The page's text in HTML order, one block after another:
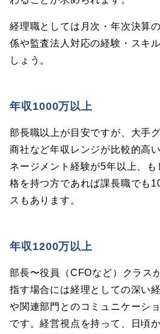
経理職としては月次・年次決算
係や監査法人対応の経験・スキ
しょう。
年収1000万以上
部長職以上が目安ですが、大手
商社など年収レンジが比較的高
ネージメント経験が5年以上、
格を持つ方であれば課長職でも
スもあります。
年収1200万以上
部長〜役員（CFOなど）クラス
指す場合には経理としての深い
や関連部門とのコミュニケーシ
です。経営視点を持って、日頃